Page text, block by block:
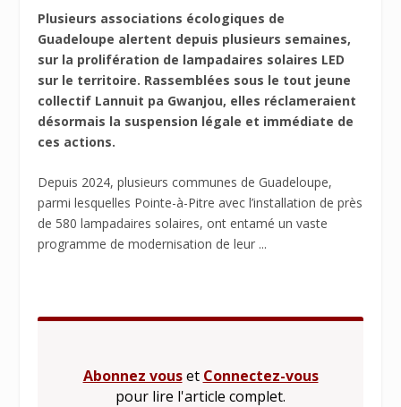
Plusieurs associations écologiques de
Guadeloupe alertent depuis plusieurs semaines,
sur la prolifération de lampadaires solaires LED
sur le territoire. Rassemblées sous le tout jeune
collectif Lannuit pa Gwanjou, elles réclameraient
désormais la suspension légale et immédiate de
ces actions.
Depuis 2024, plusieurs communes de Guadeloupe,
parmi lesquelles Pointe-à-Pitre avec l’installation de près
de 580 lampadaires solaires, ont entamé un vaste
programme de modernisation de leur ...
Abonnez vouset Connectez-vous
pour lire l'article complet.